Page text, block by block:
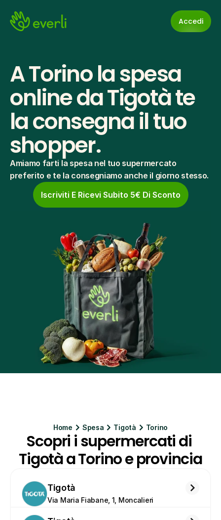
Accedi
A Torino la spesa
online da Tigotà te
la consegna il tuo
shopper.
Amiamo farti la spesa nel tuo supermercato
preferito e te la consegniamo anche il giorno stesso.
Iscriviti E Ricevi Subito 5€ Di Sconto
Home Spesa Tigotà Torino
Scopri i supermercati di
Tigotà a Torino e provincia
Tigotà
Via Maria Fiabane, 1, Moncalieri